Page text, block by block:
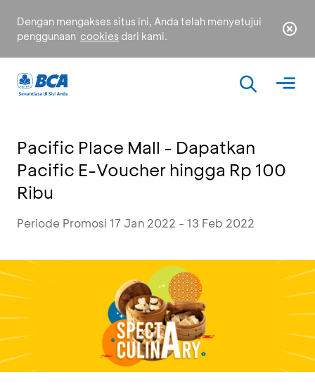
Dengan mengakses situs ini, Anda telah menyetujui
penggunaan cookies dari kami.
Pacific Place Mall - Dapatkan
Pacific E-Voucher hingga Rp 100
Ribu
Periode Promosi 17 Jan 2022 - 13 Feb 2022